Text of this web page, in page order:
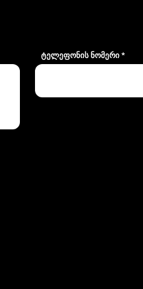
ტელეფონის ნომერი